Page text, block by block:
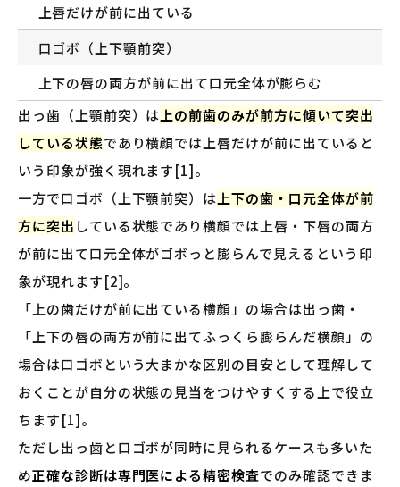
上唇だけが前に出ている
口ゴボ（上下顎前突）
上下の唇の両方が前に出て口元全体が膨らむ
出っ歯（上顎前突）は上の前歯のみが前方に傾いて突出
している状態であり横顔では上唇だけが前に出ていると
いう印象が強く現れます[1]。
一方で口ゴボ（上下顎前突）は上下の歯・口元全体が前
方に突出 している状態であり横顔では上唇・下唇の両方
が前に出て口元全体がゴボっと膨らんで見えるという印
象が現れます[2]。
「上の歯だけが前に出ている横顔」の場合は出っ歯・
「上下の唇の両方が前に出てふっくら膨らんだ横顔」の
場合は口ゴボという大まかな区別の目安として理解して
おくことが自分の状態の見当をつけやすくする上で役立
ちます[1]。
ただし出っ歯と口ゴボが同時に見られるケースも多いた
め正確な診断は専門医による精密検査でのみ確認できま